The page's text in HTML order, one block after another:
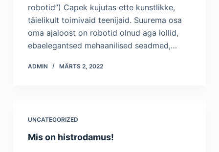
robotid”) Capek kujutas ette kunstlikke,
täielikult toimivaid teenijaid. Suurema osa
oma ajaloost on robotid olnud aga lollid,
ebaelegantsed mehaanilised seadmed,…
ADMIN MÄRTS 2, 2022
UNCATEGORIZED
Mis on histrodamus!